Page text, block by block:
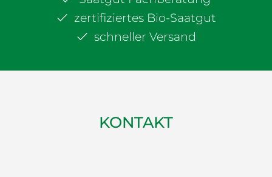
zertifiziertes Bio-Saatgut
schneller Versand
KONTAKT